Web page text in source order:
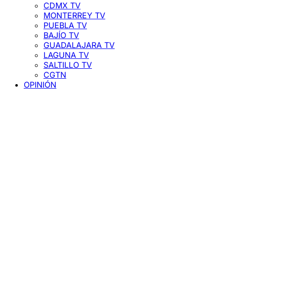
CDMX TV
MONTERREY TV
PUEBLA TV
BAJÍO TV
GUADALAJARA TV
LAGUNA TV
SALTILLO TV
CGTN
OPINIÓN